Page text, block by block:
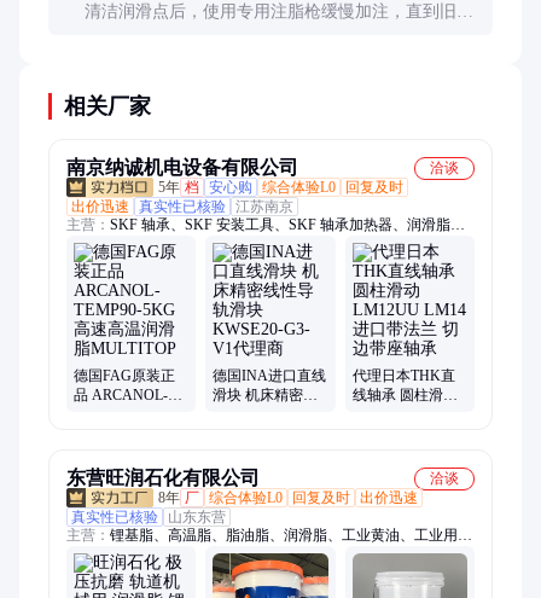
清洁润滑点后，使用专用注脂枪缓慢加注，直到旧油
相关厂家
南京纳诚机电设备有限公司
洽谈
5年 档 安心购 综合体验L0
回复及时
出价迅速
真实性已核验 江苏南京
主营： SKF 轴承、SKF 安装工具、SKF 轴承加热器、润滑脂、
SKF 激光对中仪、INA轴承、SKF 油脂泵、各品牌进口轴承、
FAG轴承、NSK轴承、进口轴承
德国FAG原装正
品 ARCANOL-
德国INA进口直线
滑块 机床精密线
代理日本THK直
线轴承 圆柱滑动
东营旺润石化有限公司
洽谈
8年 厂 综合体验L0 回复及时 出价迅速
真实性已核验
山东东营
主营： 锂基脂、高温脂、脂油脂、润滑脂、工业黄油、工业用脂
罐装、工程机械专用脂、工程机械脂黄油